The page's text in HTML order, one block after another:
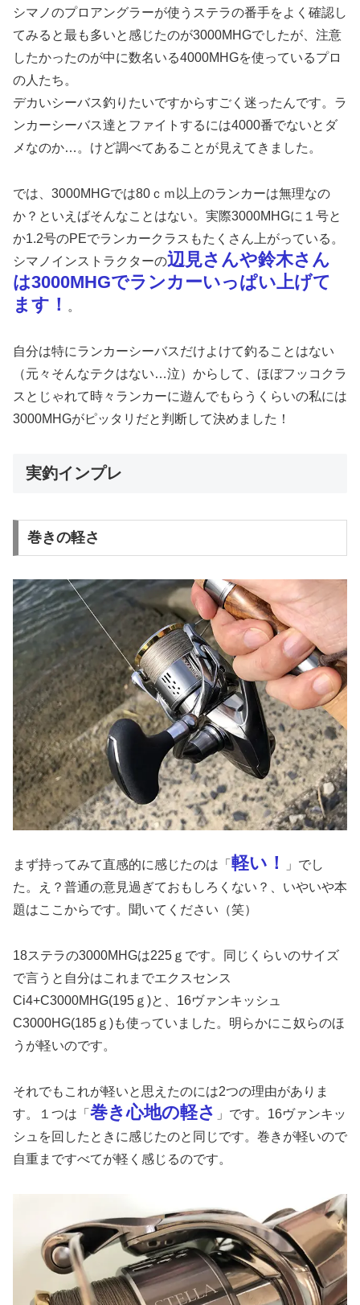
シマノのプロアングラーが使うステラの番手をよく確認し
てみると最も多いと感じたのが3000MHGでしたが、注意
したかったのが中に数名いる4000MHGを使っているプロ
の人たち。
デカいシーバス釣りたいですからすごく迷ったんです。ラ
ンカーシーバス達とファイトするには4000番でないとダ
メなのか…。けど調べてあることが見えてきました。
では、3000MHGでは80ｃｍ以上のランカーは無理なの
か？といえばそんなことはない。実際3000MHGに１号と
か1.2号のPEでランカークラスもたくさん上がっている。
シマノインストラクターの辺見さんや鈴木さん
は3000MHGでランカーいっぱい上げて
ます！
。
自分は特にランカーシーバスだけよけて釣ることはない
（元々そんなテクはない…泣）からして、ほぼフッコクラ
スとじゃれて時々ランカーに遊んでもらうくらいの私には
3000MHGがピッタリだと判断して決めました！
実釣インプレ
巻きの軽さ
まず持ってみて直感的に感じたのは「 軽い！
」でし
た。え？普通の意見過ぎておもしろくない？、いやいや本
題はここからです。聞いてください（笑）
18ステラの3000MHGは225ｇです。同じくらいのサイズ
で言うと自分はこれまでエクスセンス
Ci4+C3000MHG(195ｇ)と、16ヴァンキッシュ
C3000HG(185ｇ)も使っていました。明らかにこ奴らのほ
うが軽いのです。
それでもこれが軽いと思えたのには2つの理由がありま
す。１つは「 巻き心地の軽さ 」です。16ヴァンキッ
シュを回したときに感じたのと同じです。巻きが軽いので
自重まですべてが軽く感じるのです。